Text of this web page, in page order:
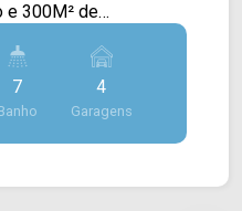
e 300M² de
sala de estar com
integrada com a
e com
pizza, piscina, quintal
suítes,
7 4
Garagens